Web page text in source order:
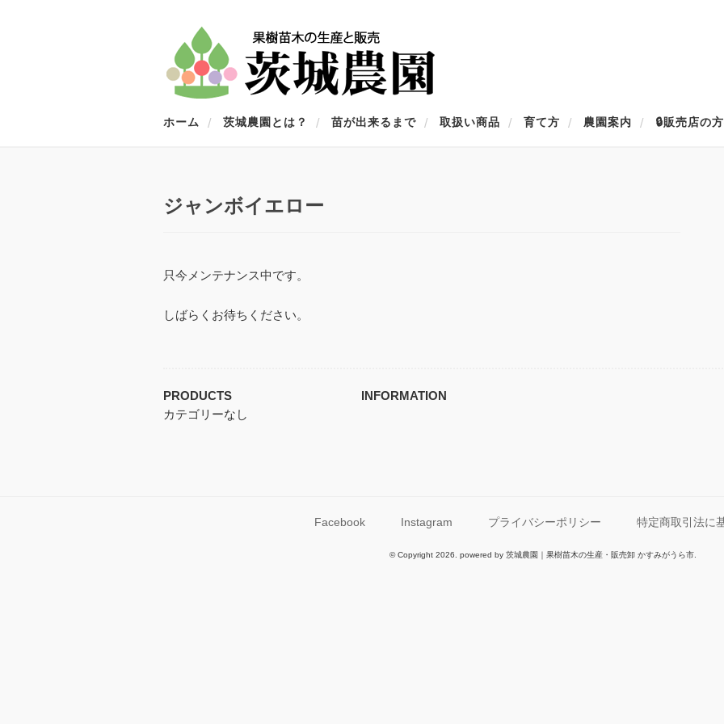
ホーム 茨城農園とは？ 苗が出来るまで 取扱い商品 育て方 農園案内 🔒販売店の
ジャンボイエロー
只今メンテナンス中です。
しばらくお待ちください。
PRODUCTS
カテゴリーなし
INFORMATION
Facebook Instagram プライバシーポリシー 特定商取引法に
© Copyright 2026. powered by 茨城農園｜果樹苗木の生産・販売卸 かすみがうら市.